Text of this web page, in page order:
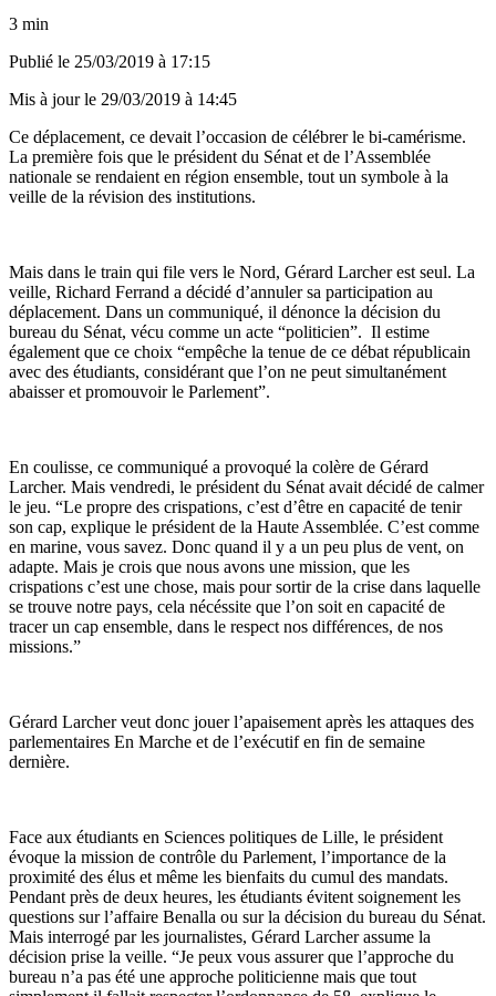
3 min
Publié le 25/03/2019 à 17:15
Mis à jour le 29/03/2019 à 14:45
Ce déplacement, ce devait l’occasion de célébrer le bi-camérisme.
La première fois que le président du Sénat et de l’Assemblée
nationale se rendaient en région ensemble, tout un symbole à la
veille de la révision des institutions.
Mais dans le train qui file vers le Nord, Gérard Larcher est seul. La
veille, Richard Ferrand a décidé d’annuler sa participation au
déplacement. Dans un communiqué, il dénonce la décision du
bureau du Sénat, vécu comme un acte “politicien”. Il estime
également que ce choix “empêche la tenue de ce débat républicain
avec des étudiants, considérant que l’on ne peut simultanément
abaisser et promouvoir le Parlement”.
En coulisse, ce communiqué a provoqué la colère de Gérard
Larcher. Mais vendredi, le président du Sénat avait décidé de calmer
le jeu. “Le propre des crispations, c’est d’être en capacité de tenir
son cap, explique le président de la Haute Assemblée. C’est comme
en marine, vous savez. Donc quand il y a un peu plus de vent, on
adapte. Mais je crois que nous avons une mission, que les
crispations c’est une chose, mais pour sortir de la crise dans laquelle
se trouve notre pays, cela nécéssite que l’on soit en capacité de
tracer un cap ensemble, dans le respect nos différences, de nos
missions.”
Gérard Larcher veut donc jouer l’apaisement après les attaques des
parlementaires En Marche et de l’exécutif en fin de semaine
dernière.
Face aux étudiants en Sciences politiques de Lille, le président
évoque la mission de contrôle du Parlement, l’importance de la
proximité des élus et même les bienfaits du cumul des mandats.
Pendant près de deux heures, les étudiants évitent soignement les
questions sur l’affaire Benalla ou sur la décision du bureau du Sénat.
Mais interrogé par les journalistes, Gérard Larcher assume la
décision prise la veille. “Je peux vous assurer que l’approche du
bureau n’a pas été une approche politicienne mais que tout